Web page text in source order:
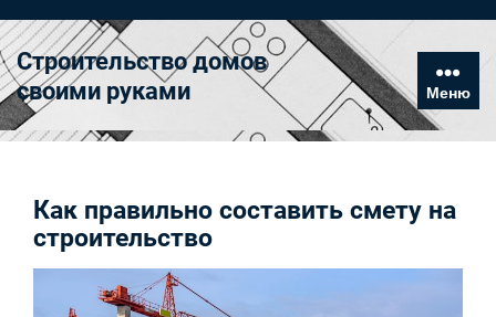
к
содержимому
Строительство домов
своими руками
Меню
Как правильно составить смету на
строительство